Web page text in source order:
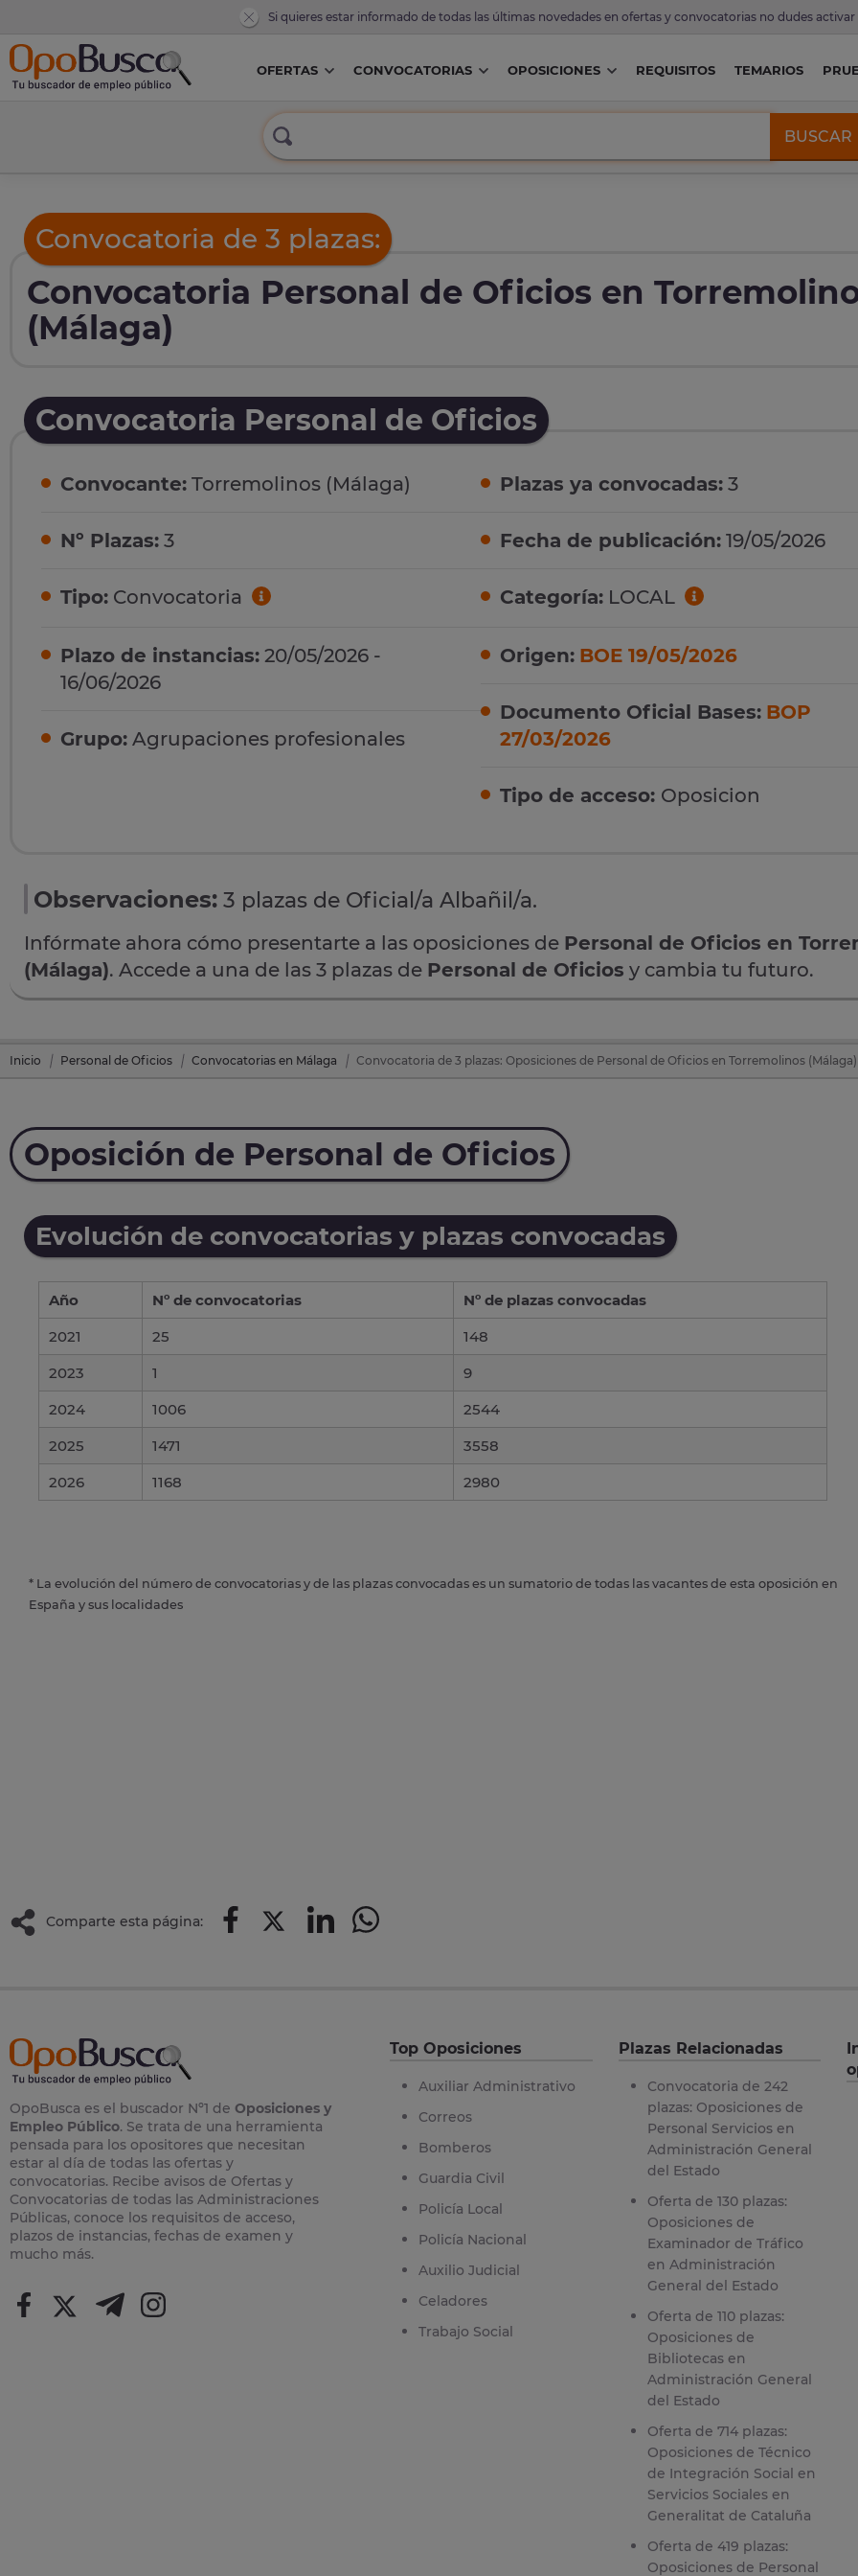
Si quieres estar informado de todas las últimas novedades en ofertas y convocatorias no dudes activar
OFERTAS CONVOCATORIAS OPOSICIONES REQUISITOS TEMARIOS
BUSCAR
Convocatoria de 3 plazas:
Convocatoria Personal de Oficios en
(Málaga)
Convocatoria Personal de Oficios
Convocante: Torremolinos (Málaga)
Nº Plazas: 3
Tipo: Convocatoria
Plazo de instancias: 20/05/2026 -
16/06/2026
Grupo: Agrupaciones profesionales
Plazas ya convocadas: 3
Fecha de publicación: 19/05/2026
Categoría: LOCAL
Origen: BOE 19/05/2026
Documento Oficial Bases: BOP
27/03/2026
Tipo de acceso: Oposicion
Observaciones: 3 plazas de Oficial/a Albañil/a.
Infórmate ahora cómo presentarte a las oposiciones de Personal de Oficios en
(Málaga). Accede a una de las 3 plazas de Personal de Oficios y cambia tu futuro.
Inicio Personal de Oficios Convocatorias en Málaga Convocatoria de 3 plazas: Oposiciones de Personal de Oficios en Torremolinos (Málaga)
Oposición de Personal de Oficios
Evolución de convocatorias y plazas convocadas
Año Nº de convocatorias
Nº de plazas convocadas
2021
25
148
2023
1
9
2024
1006
2544
2025
1471
3558
2026
1168 2980
* La evolución del número de convocatorias y de las plazas convocadas es un sumatorio de todas las vacantes de esta oposición en
España y sus localidades
Comparte esta página:
OpoBusca es el buscador Nº1 de Oposiciones y
Empleo Público. Se trata de una herramienta
pensada para los opositores que necesitan
estar al día de todas las ofertas y
convocatorias. Recibe avisos de Ofertas y
Convocatorias de todas las Administraciones
Públicas, conoce los requisitos de acceso,
plazos de instancias, fechas de examen y
mucho más.
Top Oposiciones
Auxiliar Administrativo
Correos
Bomberos
Guardia Civil
Policía Local
Policía Nacional
Auxilio Judicial
Celadores
Trabajo Social
Plazas Relacionadas
Convocatoria de 242
plazas: Oposiciones de
Personal Servicios en
Administración General
del Estado
Oferta de 130 plazas:
Oposiciones de
Examinador de Tráfico
en Administración
General del Estado
Oferta de 110 plazas:
Oposiciones de
Bibliotecas en
Administración General
del Estado
Oferta de 714 plazas:
Oposiciones de Técnico
de Integración Social en
Servicios Sociales en
Generalitat de Cataluña
Oferta de 419 plazas:
Oposiciones de Personal